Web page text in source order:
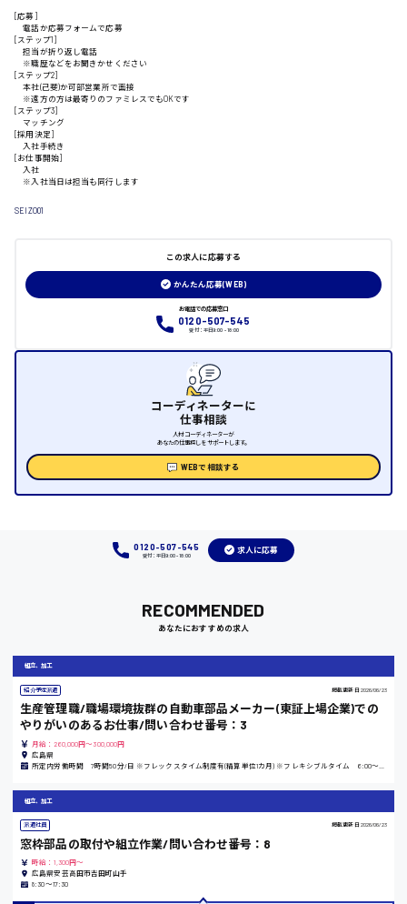
山口県
大竹市
三次市
竹原市
熊本県
東京都
日給制すべて
[応募]
電話か応募フォームで応募
[ステップ1]
担当が折り返し電話
※職歴などをお聞きかせください
[ステップ2]
本社(己斐)か可部営業所で面接
※遠方の方は最寄りのファミレスでもOKです
[ステップ3]
マッチング
[採用決定]
入社手続き
[お仕事開始]
入社
※入社当日は担当も同行します
SEIZO01
この求人に応募する
かんたん応募(WEB)
お電話での応募窓口
0120-507-545
受付：平日9:00 - 18:00
コーディネーターに
仕事相談
人材コーディネーターが
あなたの仕事探しをサポートします。
WEBで相談する
0120-507-545
受付：平日9:00 - 18:00
求人に応募
RECOMMENDED
あなたにおすすめの求人
組立、加工
紹介予定派遣 掲載更新日 2026/06/23
生産管理職/職場環境抜群の自動車部品メーカー(東証上場企業)での
やりがいのあるお仕事/問い合わせ番号：3
月給：260,000円～300,000円
広島県
組立、加工
派遣社員 掲載更新日 2026/06/23
窓枠部品の取付や組立作業/問い合わせ番号：8
時給：1,300円～
広島県安芸高田市吉田町山手
8:30〜17:30